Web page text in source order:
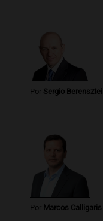
Audio.
La
Reinheimer
mundial:
facetas"
Noticias Rosario
en la
cerca del
Panorama
Episodios
elementos
Por Sergio
Por Marcos Calligaris